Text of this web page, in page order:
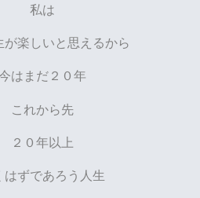
私は
が楽しいと思えるから
はまだ２０年
これから先
２０年以上
はずであろう人生